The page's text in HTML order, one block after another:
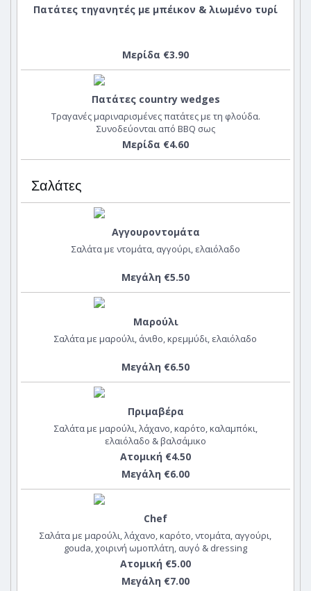
Πατάτες τηγανητές με μπέικον & λιωμένο τυρί
Μερίδα €3.90
Πατάτες country wedges
Τραγανές μαριναρισμένες πατάτες με τη φλούδα.
Συνοδεύονται από BBQ σως
Μερίδα €4.60
Σαλάτες
Αγγουροντομάτα
Σαλάτα με ντομάτα, αγγούρι, ελαιόλαδο
Μεγάλη €5.50
Μαρούλι
Σαλάτα με μαρούλι, άνιθο, κρεμμύδι, ελαιόλαδο
Μεγάλη €6.50
Πριμαβέρα
Σαλάτα με μαρούλι, λάχανο, καρότο, καλαμπόκι,
ελαιόλαδο & βαλσάμικο
Ατομική €4.50
Μεγάλη €6.00
Chef
Σαλάτα με μαρούλι, λάχανο, καρότο, ντομάτα, αγγούρι,
gouda, χοιρινή ωμοπλάτη, αυγό & dressing
Ατομική €5.00
Μεγάλη €7.00